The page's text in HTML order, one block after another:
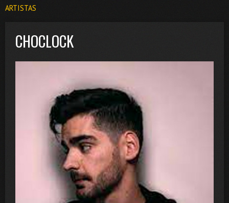
ARTISTAS
CHOCLOCK